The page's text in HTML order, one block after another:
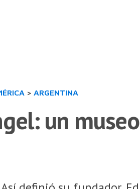
> ARGENTINA
un